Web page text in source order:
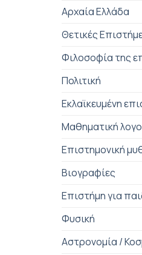
Αρχαία Ελλάδα
Θετικές
Φιλοσοφία της
Πολιτική
Εκλαϊκευμένη
Μαθηματική
Επιστημονική
Βιογραφίες
Επιστήμη για
Φυσική
Αστρονομία /